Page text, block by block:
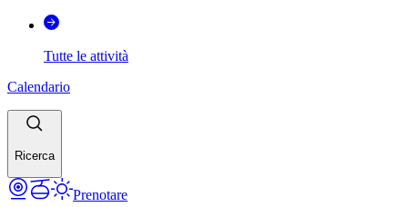
Tutte le attività
Calendario
Ricerca
Prenotare